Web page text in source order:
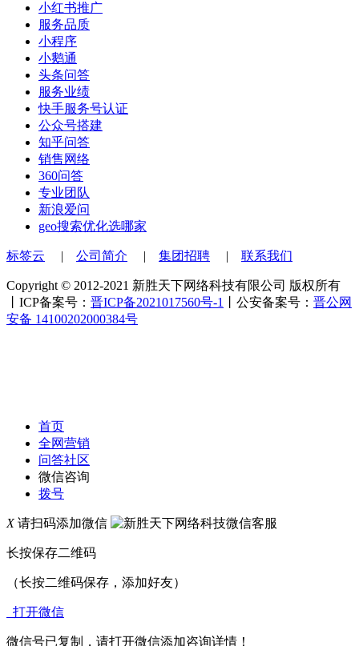
小红书推广
服务品质
小程序
小鹅通
头条问答
服务业绩
快手服务号认证
公众号搭建
知乎问答
销售网络
360问答
专业团队
新浪爱问
geo搜索优化选哪家
标签云 | 公司简介 | 集团招聘 | 联系我们
Copyright © 2012-2021 新胜天下网络科技有限公司 版权所有
丨ICP备案号： 晋ICP备2021017560号-1 丨公安备案号： 晋公网
安备 14100202000384号
首页
全网营销
问答社区
微信咨询
拨号
X请扫码添加微信
长按保存二维码
（长按二维码保存，添加好友）
打开微信
微信号已复制，请打开微信添加咨询详情！